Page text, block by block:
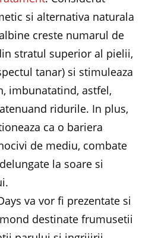
si alternativa naturala
creste numarul de
stratul superior al pielii,
tanar) si stimuleaza
imbunatatind, astfel,
ridurile. In plus,
ca o bariera
de mediu, combate
la soare si
va vor fi prezentate si
destinate frumusetii